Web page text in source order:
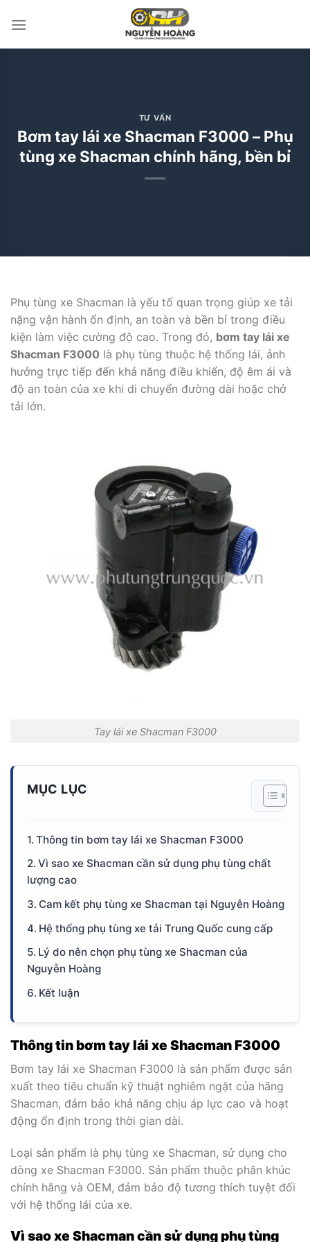
qua
TƯ VẤN
Bơm tay lái xe Shacman F3000 – Phụ
tùng xe Shacman chính hãng, bền bỉ
Phụ tùng xe Shacman là yếu tố quan trọng giúp xe tải
nặng vận hành ổn định, an toàn và bền bỉ trong điều
kiện làm việc cường độ cao. Trong đó, bơm tay lái xe
Shacman F3000 là phụ tùng thuộc hệ thống lái, ảnh
hưởng trực tiếp đến khả năng điều khiển, độ êm ái và
độ an toàn của xe khi di chuyển đường dài hoặc chở
tải lớn.
Tay lái xe Shacman F3000
MỤC LỤC
Thông tin bơm tay lái xe Shacman F3000
Vì sao xe Shacman cần sử dụng phụ tùng chất
lượng cao
Cam kết phụ tùng xe Shacman tại Nguyễn Hoàng
Hệ thống phụ tùng xe tải Trung Quốc cung cấp
Lý do nên chọn phụ tùng xe Shacman của
Nguyễn Hoàng
Kết luận
Thông tin bơm tay lái xe Shacman F3000
Bơm tay lái xe Shacman F3000 là sản phẩm được sản
xuất theo tiêu chuẩn kỹ thuật nghiêm ngặt của hãng
Shacman, đảm bảo khả năng chịu áp lực cao và hoạt
động ổn định trong thời gian dài.
Loại sản phẩm là phụ tùng xe Shacman, sử dụng cho
dòng xe Shacman F3000. Sản phẩm thuộc phân khúc
chính hãng và OEM, đảm bảo độ tương thích tuyệt đối
với hệ thống lái của xe.
Vì sao xe Shacman cần sử dụng phụ tùng